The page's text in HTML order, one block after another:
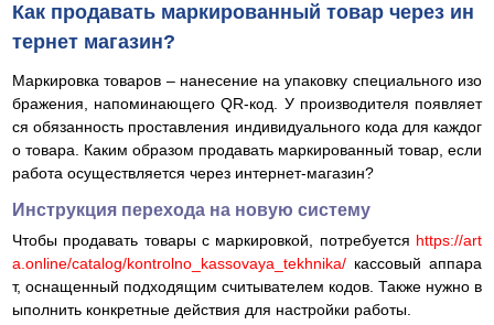
Как продавать маркированный товар через ин
тернет магазин?
Маркировка товаров – нанесение на упаковку специального изо
бражения, напоминающего QR-код. У производителя появляет
ся обязанность проставления индивидуального кода для каждог
о товара. Каким образом продавать маркированный товар, если
работа осуществляется через интернет-магазин?
Инструкция перехода на новую систему
Чтобы продавать товары с маркировкой, потребуется https://art
a.online/catalog/kontrolno_kassovaya_tekhnika/ кассовый аппара
т, оснащенный подходящим считывателем кодов. Также нужно в
ыполнить конкретные действия для настройки работы.